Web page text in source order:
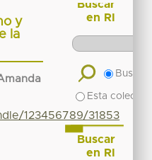
y
la
123456789/31853
Buscar
en RI
Buscar
Esta
Buscar
en RI